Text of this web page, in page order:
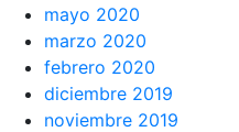
mayo 2020
marzo 2020
febrero 2020
diciembre 2019
noviembre 2019